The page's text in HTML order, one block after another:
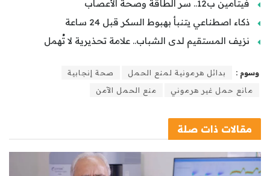
فيتامين ب12.. سر الطاقة وصحة الأعصاب
ذكاء اصطناعي يتنبأ بهبوط السكر قبل 24 ساعة
نزيف المستقيم لدى الشباب.. علامة تحذيرية لا تُهمل
وسوم : بدائل هرمونية لمنع الحمل
صحة إنجابية
مانع حمل غير هرموني
منع الحمل الآمن
مقالات ذات صلة